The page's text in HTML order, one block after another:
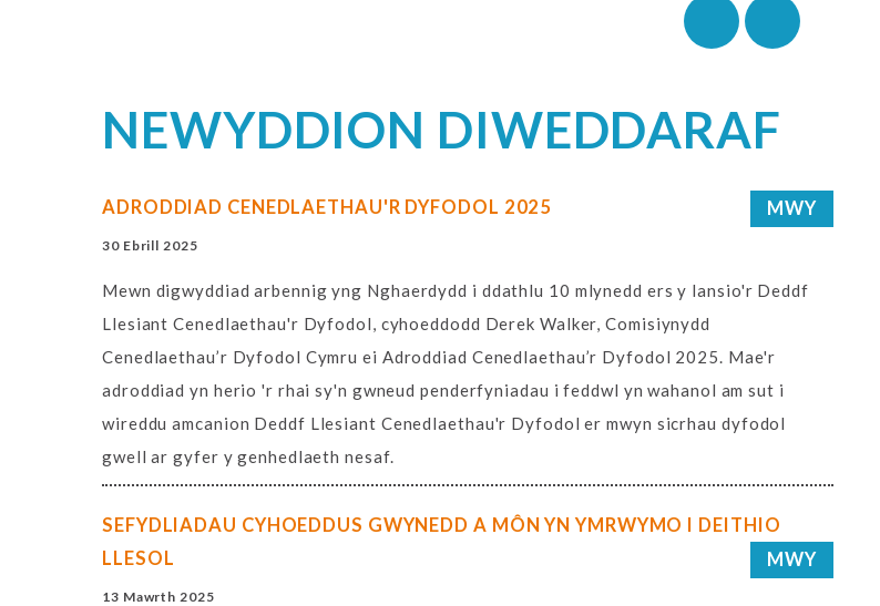
NEWYDDION DIWEDDARAF
ADRODDIAD CENEDLAETHAU'R DYFODOL 2025 MWY
30 Ebrill 2025
Mewn digwyddiad arbennig yng Nghaerdydd i ddathlu 10 mlynedd ers y lansio'r Deddf
Llesiant Cenedlaethau'r Dyfodol, cyhoeddodd Derek Walker, Comisiynydd
Cenedlaethau’r Dyfodol Cymru ei Adroddiad Cenedlaethau’r Dyfodol 2025. Mae'r
adroddiad yn herio 'r rhai sy'n gwneud penderfyniadau i feddwl yn wahanol am sut i
wireddu amcanion Deddf Llesiant Cenedlaethau'r Dyfodol er mwyn sicrhau dyfodol
gwell ar gyfer y genhedlaeth nesaf.
SEFYDLIADAU CYHOEDDUS GWYNEDD A MÔN YN YMRWYMO I DEITHIO
LLESOL
MWY
13 Mawrth 2025